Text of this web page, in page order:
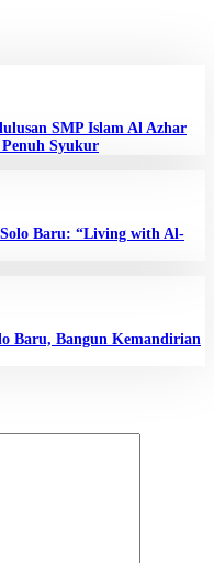
SMP Islam Al Azhar
Syukur
Baru: “Living with Al-
Baru, Bangun Kemandirian